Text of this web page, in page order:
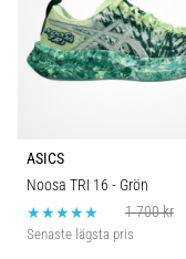
ASICS
Noosa TRI 16 - Grön
1 700 kr
Senaste lägsta pris